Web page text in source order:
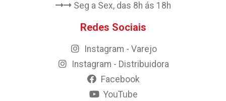
Seg a Sex, das 8h ás 18h
Redes Sociais
Instagram - Varejo
Instagram - Distribuidora
Facebook
YouTube